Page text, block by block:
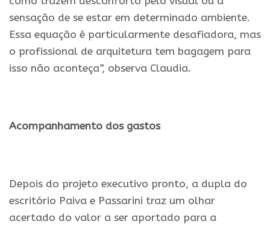
sensação de se estar em determinado ambiente.
Essa equação é particularmente desafiadora, mas
o profissional de arquitetura tem bagagem para
isso não aconteça”, observa Claudia.
Acompanhamento dos gastos
Depois do projeto executivo pronto, a dupla do
escritório Paiva e Passarini traz um olhar
acertado do valor a ser aportado para a